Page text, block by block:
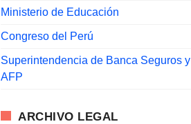
Ministerio de Educación
Congreso del Perú
Superintendencia de Banca Seguros y
AFP
ARCHIVO LEGAL